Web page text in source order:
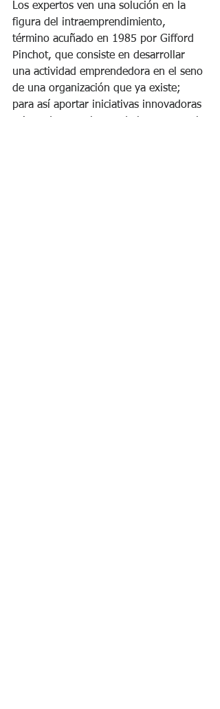
Los expertos ven una solución en la
figura del intraemprendimiento,
término acuñado en 1985 por Gifford
Pinchot, que consiste en desarrollar
una actividad emprendedora en el seno
de una organización que ya existe;
para así aportar iniciativas innovadoras